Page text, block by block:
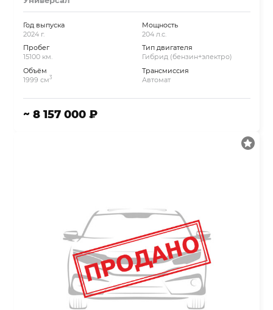
Год выпуска
2024 г.
Пробег
15100 км.
Объём
1999 см3
Мощность
204 л.с.
Тип двигателя
Гибрид (бензин+электро)
Трансмиссия
Автомат
~ 8 157 000 ₽